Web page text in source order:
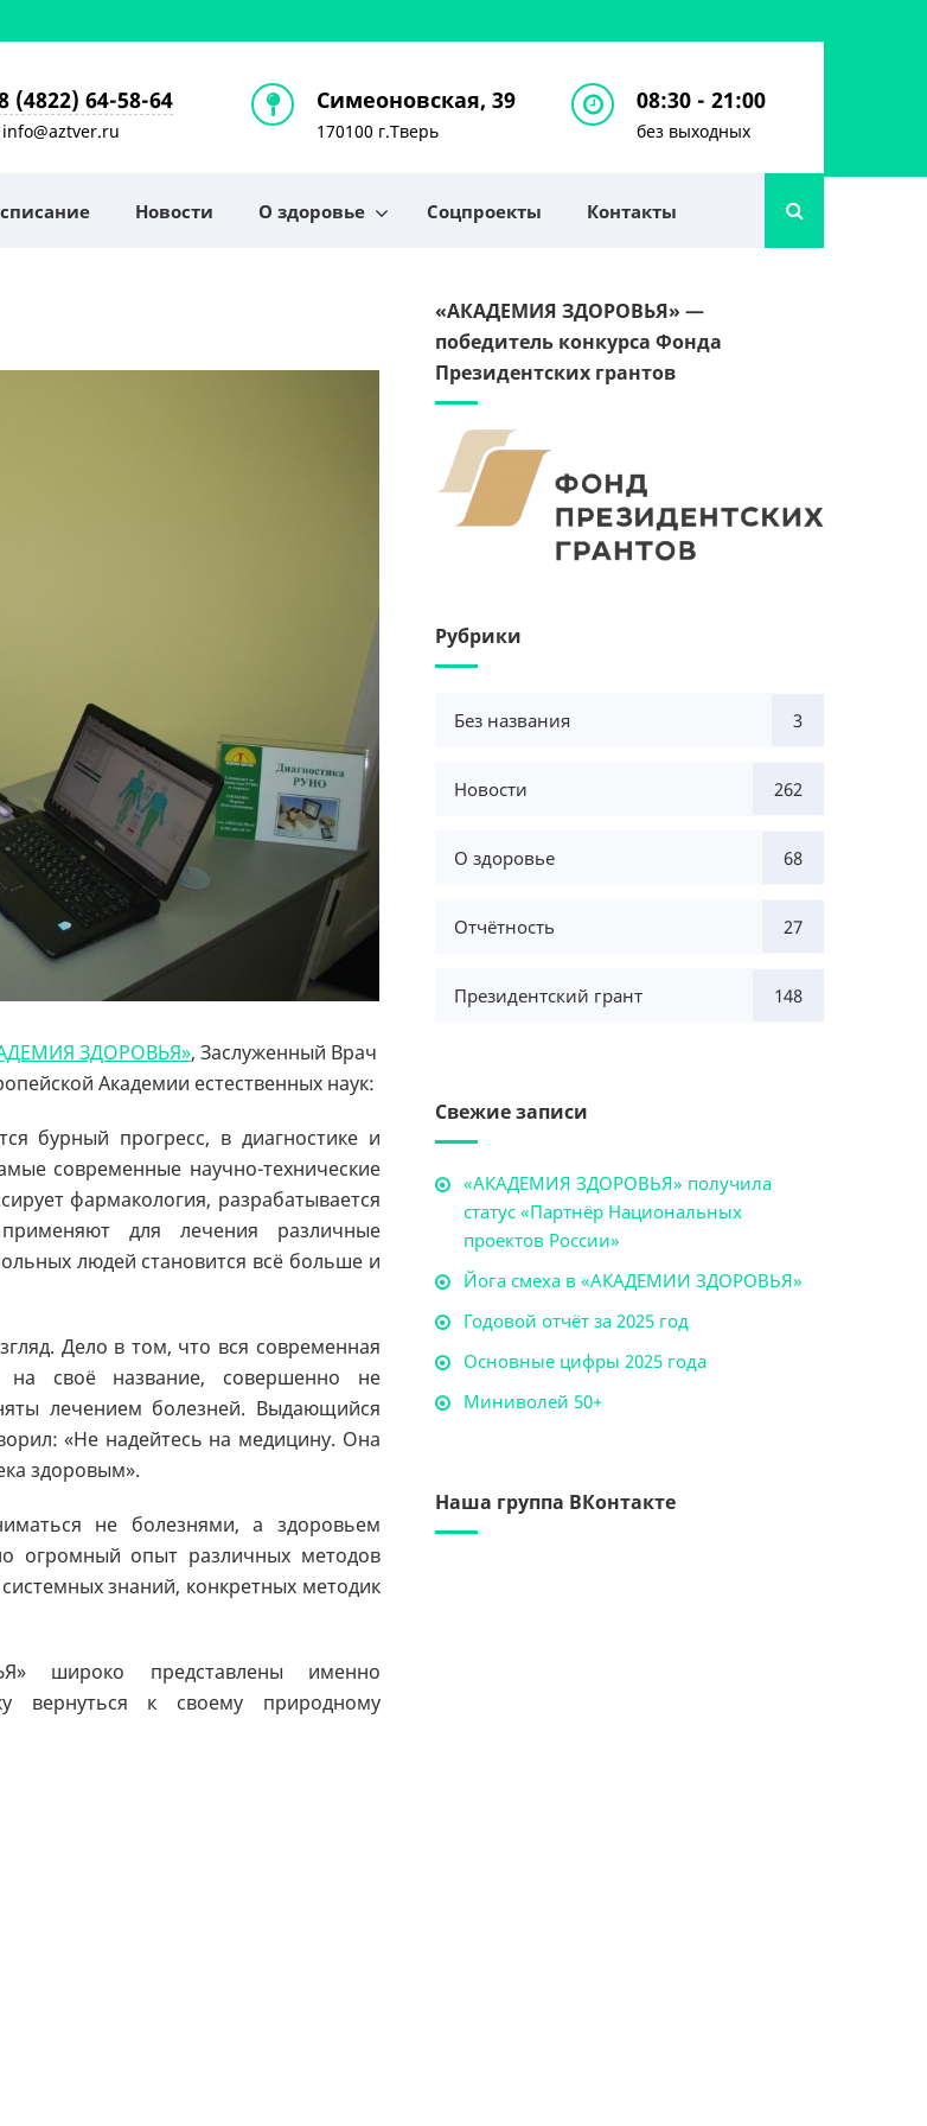
(4822) 64-58-64
info@aztver.ru
Симеоновская, 39
170100 г.Тверь
08:30 - 21:00
без выходных
Новости О здоровье Соцпроекты Контакты
ЗДОРОВЬЯ», Заслуженный Врач
Академии естественных наук:
бурный прогресс, в диагностике и
современные научно-технические
фармакология, разрабатывается
для лечения различные
людей становится всё больше и
Дело в том, что вся современная
на своё название, совершенно не
лечением болезней. Выдающийся
«Не надейтесь на медицину. Она
здоровым».
не болезнями, а здоровьем
огромный опыт различных методов
знаний, конкретных методик
широко представлены именно
вернуться к своему природному
«АКАДЕМИЯ ЗДОРОВЬЯ» —
победитель конкурса Фонда
Президентских грантов
Рубрики
Без названия 3
Новости 262
О здоровье 68
Отчётность 27
Президентский грант 148
Свежие записи
«АКАДЕМИЯ ЗДОРОВЬЯ» получила
статус «Партнёр Национальных
проектов России»
Йога смеха в «АКАДЕМИИ ЗДОРОВЬЯ»
Годовой отчёт за 2025 год
Основные цифры 2025 года
Миниволей 50+
Наша группа ВКонтакте